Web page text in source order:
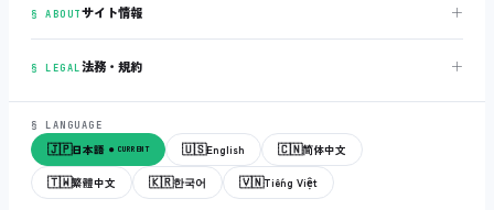
§ ABOUTサイト情報 ＋
§ LEGAL法務・規約 ＋
§ LANGUAGE
🇯🇵日本語 ● CURRENT 🇺🇸English 🇨🇳简体中文
🇹🇼繁體中文 🇰🇷한국어 🇻🇳Tiếng Việt